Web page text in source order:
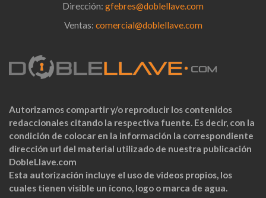
Dirección: gfebres@doblellave.com
Ventas: comercial@doblellave.com
Autorizamos compartir y/o reproducir los contenidos
redaccionales citando la respectiva fuente. Es decir, con la
condición de colocar en la información la correspondiente
dirección url del material utilizado de nuestra publicación
DobleLlave.com
Esta autorización incluye el uso de videos propios, los
cuales tienen visible un ícono, logo o marca de agua.